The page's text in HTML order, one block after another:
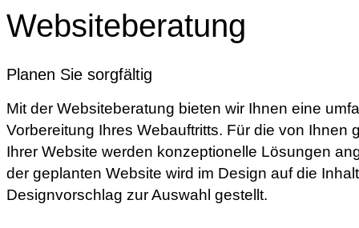
Websiteberatung
Planen Sie sorgfältig
Mit der Websiteberatung bieten wir Ihnen eine
Vorbereitung Ihres Webauftritts. Für die von Ihnen
Ihrer Website werden konzeptionelle Lösungen
der geplanten Website wird im Design auf die
Designvorschlag zur Auswahl gestellt.